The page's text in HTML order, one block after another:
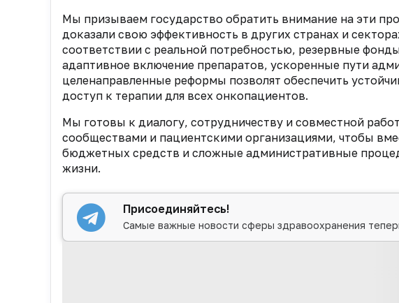
Мы призываем государство обратить внимание на эти
доказали свою эффективность в других странах и
соответствии с реальной потребностью, резервные
адаптивное включение препаратов, ускоренные пути
целенаправленные реформы позволят обеспечить
доступ к терапии для всех онкопациентов.
Мы готовы к диалогу, сотрудничеству и совместной
сообществами и пациентскими организациями, чтобы
бюджетных средств и сложные административные
жизни.
Присоединяйтесь!
Самые важные новости сферы здравоохранения